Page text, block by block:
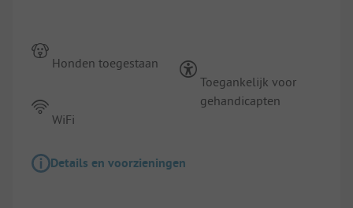
Honden toegestaan
WiFi
Toegankelijk voor
gehandicapten
Details en voorzieningen